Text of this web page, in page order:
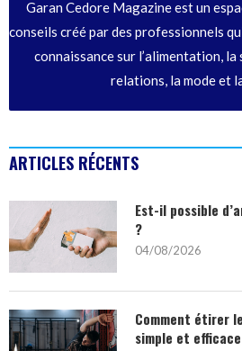
Garan Cedore Magazine est un
conseils créé par des professionnels
connaissance sur l’alimentation,
relations, la mode et
ARTICLES RÉCENTS
Est-il possible
?
04/08/2026
Comment étirer
simple et efficace